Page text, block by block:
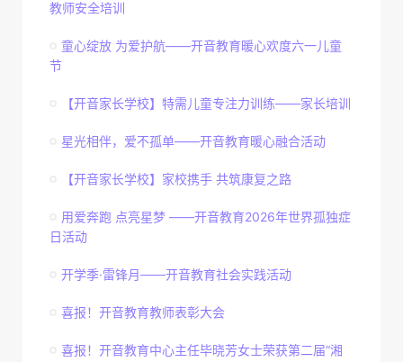
教师安全培训
童心绽放 为爱护航——开音教育暖心欢度六一儿童
节
【开音家长学校】特需儿童专注力训练——家长培训
星光相伴，爱不孤单——开音教育暖心融合活动
【开音家长学校】家校携手 共筑康复之路
用爱奔跑 点亮星梦 ——开音教育2026年世界孤独症
日活动
开学季·雷锋月——开音教育社会实践活动
喜报！开音教育教师表彰大会
喜报！开音教育中心主任毕晓芳女士荣获第二届“湘